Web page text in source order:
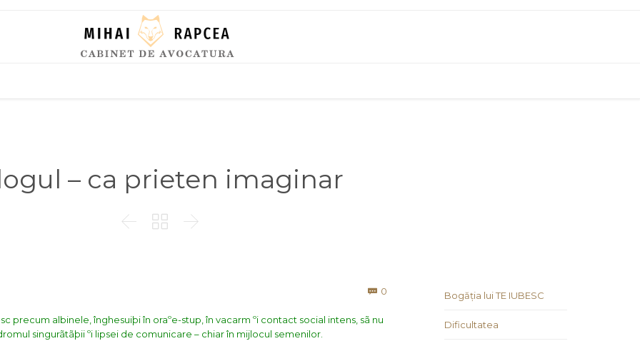
– ca prieten imaginar
  
 0
precum albinele, înghesuiþi în oraºe-stup, în vacarm ºi contact social intens, sã nu
singurãtãþii ºi lipsei de comunicare – chiar în mijlocul semenilor.
Bogăția lui TE IUBESC
Dificultatea